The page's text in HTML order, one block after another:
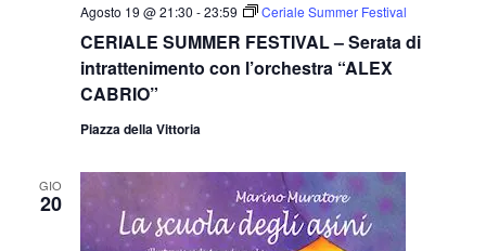
CERIALE SUMMER FESTIVAL – Serata di
intrattenimento con l’orchestra “ALEX
CABRIO”
Agosto 19 @ 21:30 -23:59 Ceriale Summer Festival
Piazza della Vittoria
GIO
20